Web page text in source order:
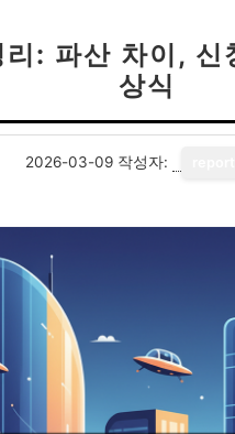
: 파산 차이,
상식
2026-03-09 작성자: